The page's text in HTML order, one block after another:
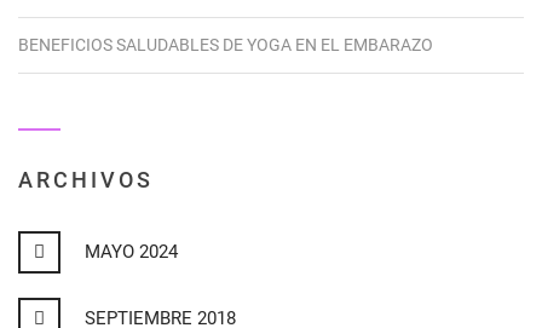
BENEFICIOS SALUDABLES DE YOGA EN EL EMBARAZO
ARCHIVOS
MAYO 2024
SEPTIEMBRE 2018